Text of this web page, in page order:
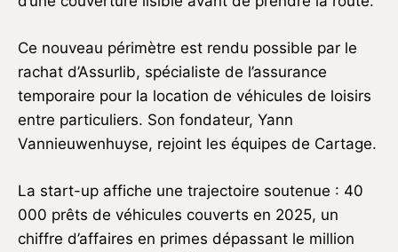
Ce nouveau périmètre est rendu possible par le
rachat d’Assurlib, spécialiste de l’assurance
temporaire pour la location de véhicules de loisirs
entre particuliers. Son fondateur, Yann
Vannieuwenhuyse, rejoint les équipes de Cartage.
La start-up affiche une trajectoire soutenue : 40
000 prêts de véhicules couverts en 2025, un
chiffre d’affaires en primes dépassant le million